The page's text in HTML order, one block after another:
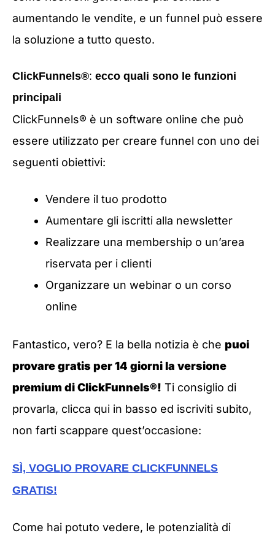
aumentando le vendite, e un funnel può essere
la soluzione a tutto questo.
ClickFunnels®: ecco quali sono le funzioni
principali
ClickFunnels® è un software online che può
essere utilizzato per creare funnel con uno dei
seguenti obiettivi:
Vendere il tuo prodotto
Aumentare gli iscritti alla newsletter
Realizzare una membership o un’area
riservata per i clienti
Organizzare un webinar o un corso
online
Fantastico, vero? E la bella notizia è che puoi
provare gratis per 14 giorni la versione
premium di ClickFunnels®! Ti consiglio di
provarla, clicca qui in basso ed iscriviti subito,
non farti scappare quest’occasione:
SÌ, VOGLIO PROVARE CLICKFUNNELS
GRATIS!
Come hai potuto vedere, le potenzialità di